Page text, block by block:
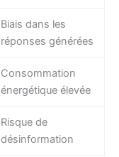
Biais dans les
réponses générées
Consommation
énergétique élevée
Risque de
désinformation